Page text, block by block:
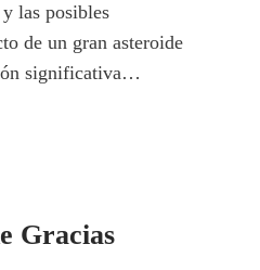
las posibles
de un gran asteroide
significativa…
Gracias